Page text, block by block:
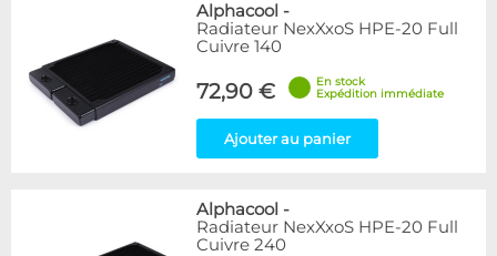
Alphacool -
Radiateur NexXxoS HPE-20 Full
Cuivre 140
72,90 €
En stock
Expédition immédiate
Ajouter au panier
Alphacool -
Radiateur NexXxoS HPE-20 Full
Cuivre 240